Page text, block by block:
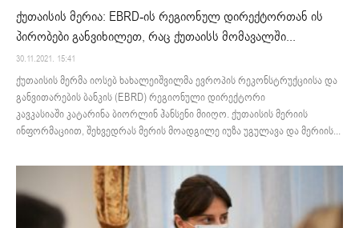
ქუთაისის მერია: EBRD-ის რეგიონულ დირექტორთან ის
პირობები განვიხილეთ, რაც ქუთაისს მომავალში...
30.11.2021. 15:41
ქუთაისის მერმა იოსებ ხახალეიშვილმა ევროპის რეკონსტრუქციისა და
განვითარების ბანკის (EBRD) რეგიონული დირექტორი
კავკასიაში კატარინა ბიორლინ ჰანსენი მიიღო. ქუთაისის მერიის
ინფორმაციით, შეხვედრას მერის მოადგილე იუზა უგულავა და მერიის...